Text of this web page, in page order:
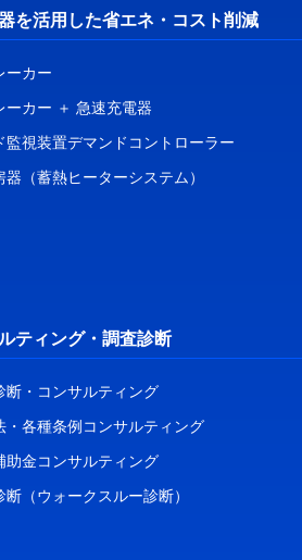
を活用した省エネ・コスト削減
ーカー
ーカー ＋ 急速充電器
監視装置デマンドコントローラー
器（蓄熱ヒーターシステム）
ティング・調査診断
断・コンサルティング
・各種条例コンサルティング
助金コンサルティング
断（ウォークスルー診断）